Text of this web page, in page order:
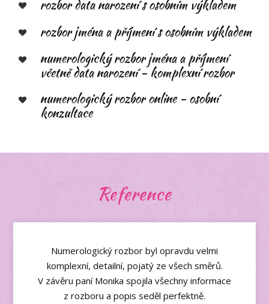
rozbor data narození s osobním výkladem
rozbor jména a příjmení s osobním výkladem
numerologický rozbor jména a příjmení
včetně data narození - komplexní rozbor
numerologický rozbor online - osobní
konzultace
Reference
Numerologický rozbor byl opravdu velmi
komplexní, detailní, pojatý ze všech směrů.
V závěru paní Monika spojila všechny informace
z rozboru a popis seděl perfektně.